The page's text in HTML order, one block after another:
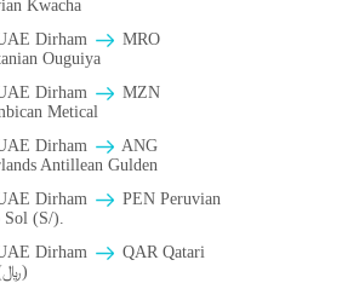
Kwacha
Dirham
MRO
Ouguiya
Dirham
MZN
Metical
Dirham
ANG
Antillean Gulden
Dirham
PEN Peruvian
Sol (S/).
Dirham
QAR Qatari
Riyal (﷼)